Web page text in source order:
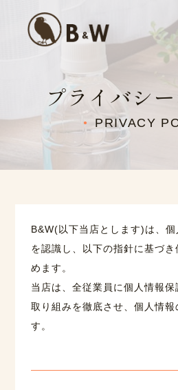
プライバシ
● PRIVACY
B&W(以下当店とします)は、
を認識し、以下の指針に基づ
めます。
当店は、全従業員に個人情報保
取り組みを徹底させ、個人情報
す。